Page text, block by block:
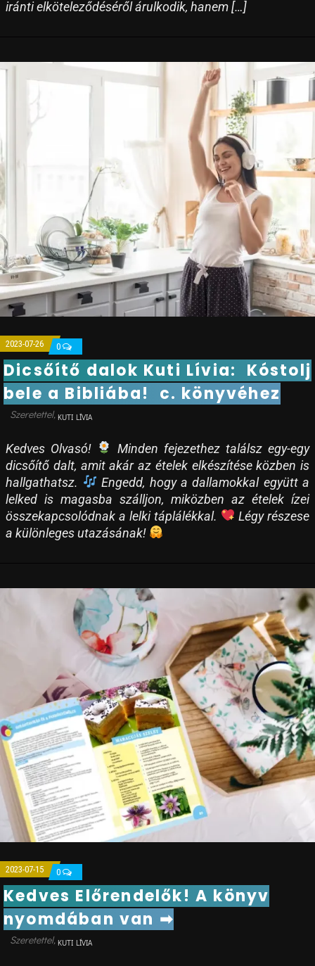
iránti elköteleződéséről árulkodik, hanem […]
2023-07-26 0
Dicsőítő dalok Kuti Lívia: Kóstolj
bele a Bibliába! c. könyvéhez
KUTI LÍVIA
Kedves Olvasó!
Minden fejezethez találsz egy-egy
dicsőítő dalt, amit akár az ételek elkészítése közben is
hallgathatsz.
Engedd, hogy a dallamokkal együtt a
lelked is magasba szálljon, miközben az ételek ízei
összekapcsolódnak a lelki táplálékkal.
Légy részese
a különleges utazásának!
2023-07-15 0
Kedves Előrendelők! A könyv
nyomdában van ➡
KUTI LÍVIA